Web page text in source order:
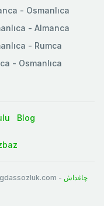
- Osmanlıca
- Almanca
- Rumca
- Osmanlıca
Blog
- چاغداش